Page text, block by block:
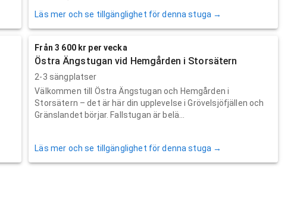
Läs mer och se tillgänglighet för denna stuga →
Från 3 600 kr per vecka
Östra Ängstugan vid Hemgården i Storsätern
2-3 sängplatser
Välkommen till Östra Ängstugan och Hemgården i
Storsätern – det är här din upplevelse i Grövelsjöfjällen och
Gränslandet börjar. Fallstugan är belä...
Läs mer och se tillgänglighet för denna stuga →